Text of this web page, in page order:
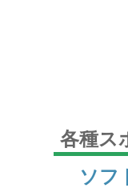
各種ス
ソフ